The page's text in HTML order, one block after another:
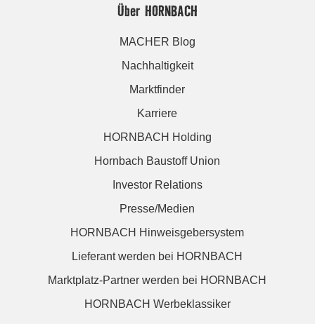
Über HORNBACH
MACHER Blog
Nachhaltigkeit
Marktfinder
Karriere
HORNBACH Holding
Hornbach Baustoff Union
Investor Relations
Presse/Medien
HORNBACH Hinweisgebersystem
Lieferant werden bei HORNBACH
Marktplatz-Partner werden bei HORNBACH
HORNBACH Werbeklassiker